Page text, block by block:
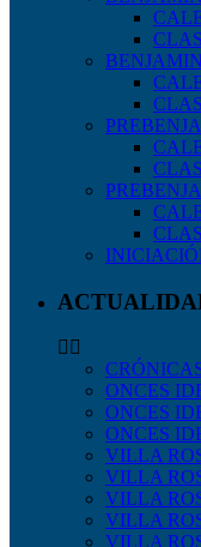
ONCES
ONCES
ONCES
VILLA
VILLA
VILLA
VILLA
VILLA